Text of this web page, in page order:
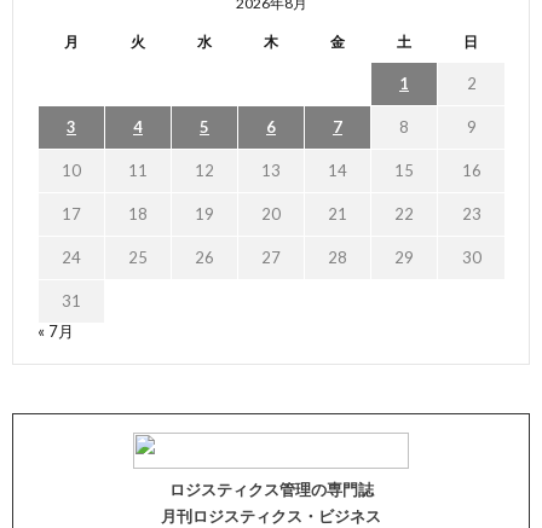
月 火 水 木 金 土 日
1 2
3 4 5 6 7 8 9
10 11 12 13 14 15 16
17 18 19 20 21 22 23
24 25 26 27 28 29 30
31
« 7月
ロジスティクス管理の専門誌
月刊ロジスティクス・ビジネス